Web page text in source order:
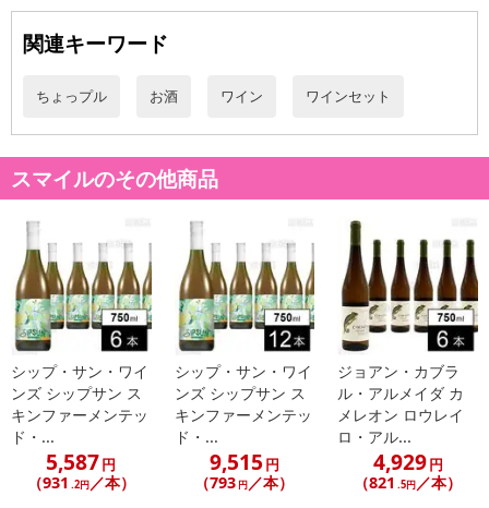
の掲載画像や画像内のバーコードなど、お届け商品と多少異なる場
合がございます。
了により、商品詳細内に記載の原産国・原材料の表記が旧表記の場
あらかじめご了承いただいた上でお申込みください。なお、本理由
によるお申込み後のキャンセル・返品交換は対応いたしかねます。
※送料はお試し費用に含まれております。
※d払い、PayPay、au PAY、au PAY(auかんたん決済)、ソフトバン
クまとめて支払い、楽天ペイ、メルペイ、AEON Pay、Amazon Pa
yでお支払いの場合、決済のため外部サイトへ遷移します。
※予約商品は決済手段ごとに定められた決済期限日にお支払いを完
了することがございます。ご了承いただいたうえでお申し込みくだ
さい。
発送日カレンダー
関連キーワード
ちょっプル お酒 ワイン ワインセット
スマイルのその他商品
シップ・サン・ワイ
ンズ シップサン ス
キンファーメンテッ
ド・...
5,587円
（931 .2円／本）
シップ・サン・ワイ
ンズ シップサン ス
キンファーメンテッ
ド・...
9,515 円
（793 円／本）
ジョアン・カブラ
ル・アルメイダ カ
メレオン ロウレイ
ロ・アル...
4,929円
（821 .5円／本）